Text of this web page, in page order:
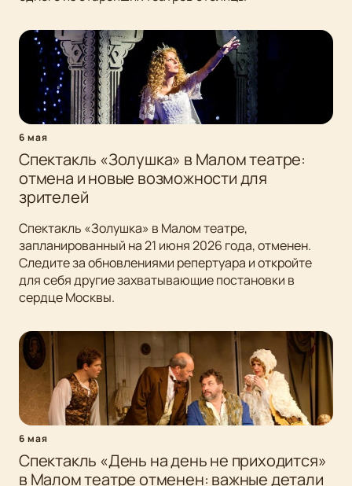
6 мая
Спектакль «Золушка» в Малом театре:
отмена и новые возможности для
зрителей
Спектакль «Золушка» в Малом театре,
запланированный на 21 июня 2026 года, отменен.
Следите за обновлениями репертуара и откройте
для себя другие захватывающие постановки в
сердце Москвы.
6 мая
Спектакль «День на день не приходится»
в Малом театре отменен: важные детали